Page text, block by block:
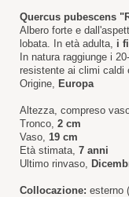
Quercus pubescens
Albero forte e
lobata. In età adulta, i
In natura raggiunge i
resistente ai climi caldi
Origine, Europa
Altezza, compreso
Tronco, 2 cm
Vaso, 19 cm
Età stimata, 7 anni
Ultimo rinvaso,
Collocazione: esterno